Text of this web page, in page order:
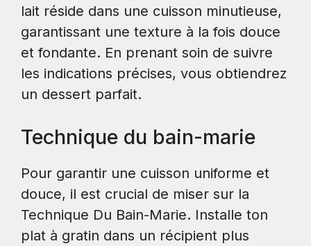
lait réside dans une cuisson minutieuse,
garantissant une texture à la fois douce
et fondante. En prenant soin de suivre
les indications précises, vous obtiendrez
un dessert parfait.
Technique du bain-marie
Pour garantir une cuisson uniforme et
douce, il est crucial de miser sur la
Technique Du Bain-Marie. Installe ton
plat à gratin dans un récipient plus